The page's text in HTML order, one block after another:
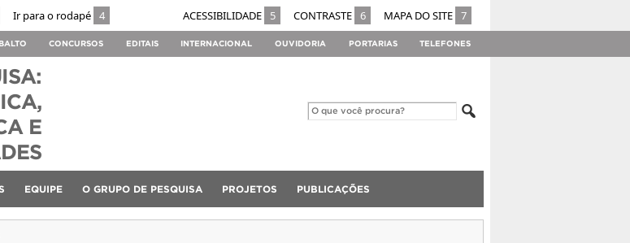
Ir para o rodapé 4 ACESSIBILIDADE 5 CONTRASTE 6 MAPA DO SITE 7
CONCURSOS EDITAIS INTERNACIONAL OUVIDORIA PORTARIAS TELEFONES
E
EQUIPE O GRUPO DE PESQUISA PROJETOS PUBLICAÇÕES